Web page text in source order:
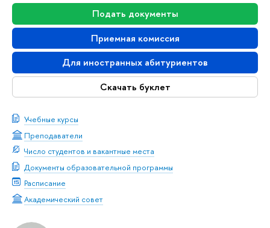
Подать документы
Приемная комиссия
Для иностранных абитуриентов
Скачать буклет
Учебные курсы
Преподаватели
Число студентов и вакантные места
Документы образовательной программы
Расписание
Академический совет